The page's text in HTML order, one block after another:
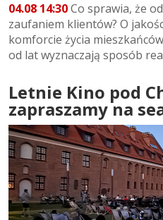
04.08 14:30Co sprawia, że
zaufaniem klientów? O
komforcie życia
od lat wyznaczają sposób
Letnie Kino pod
zapraszamy na